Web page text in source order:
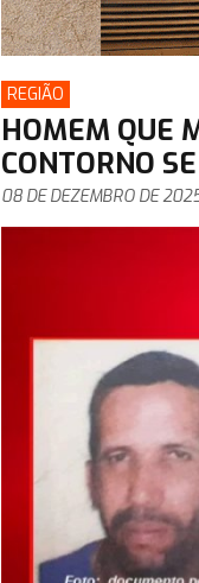
REGIÃO
HOMEM QUE
CONTORNO
08 DE DEZEMBRO DE